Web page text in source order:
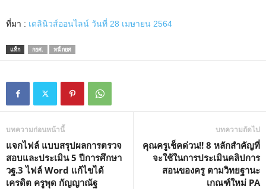
ที่มา : เดลินิวส์ออนไลน์ วันที่ 28 เมษายน 2564
แท็ก กยศ. หนี้ กยศ
บทความก่อนหน้านี้
แจกไฟล์ แบบสรุปผลการตรวจ
สอบและประเมิน 5 ปีการศึกษา
วฐ.3 ไฟล์ Word แก้ไขได้
เครดิต ครูพุด กัญญาณัฐ
บทความถัดไป
คุณครูเช็คด่วน!! 8 หลักสำคัญที่
จะใช้ในการประเมินคลิปการ
สอนของครู ตามวิทยฐานะ
เกณฑ์ใหม่ PA